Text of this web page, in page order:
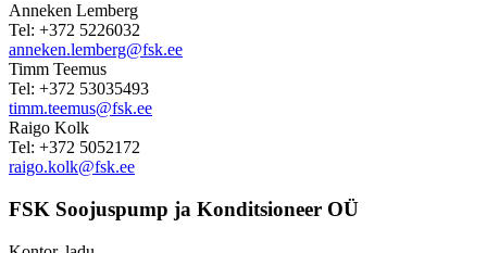
Anneken Lemberg
Tel: +372 5226032
anneken.lemberg@fsk.ee
Timm Teemus
Tel: +372 53035493
timm.teemus@fsk.ee
Raigo Kolk
Tel: +372 5052172
raigo.kolk@fsk.ee
FSK Soojuspump ja Konditsioneer OÜ